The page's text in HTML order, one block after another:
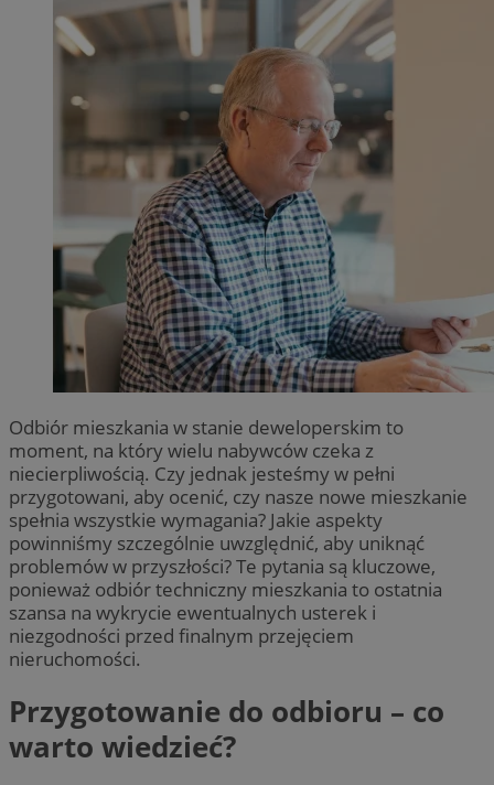
Odbiór mieszkania w stanie deweloperskim to
moment, na który wielu nabywców czeka z
niecierpliwością. Czy jednak jesteśmy w pełni
przygotowani, aby ocenić, czy nasze nowe mieszkanie
spełnia wszystkie wymagania? Jakie aspekty
powinniśmy szczególnie uwzględnić, aby uniknąć
problemów w przyszłości? Te pytania są kluczowe,
ponieważ odbiór techniczny mieszkania to ostatnia
szansa na wykrycie ewentualnych usterek i
niezgodności przed finalnym przejęciem
nieruchomości.
Przygotowanie do odbioru – co
warto wiedzieć?